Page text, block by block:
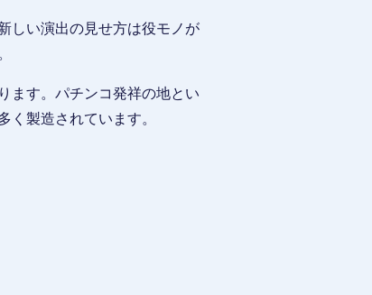
しい演出の見せ方は役モノが
ます。パチンコ発祥の地とい
製造されています。